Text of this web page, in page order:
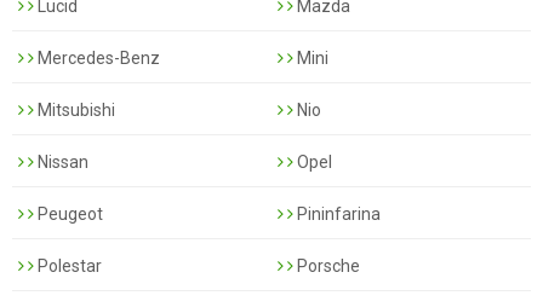
Lucid Mazda
Mercedes-Benz Mini
Mitsubishi Nio
Nissan Opel
Peugeot Pininfarina
Polestar Porsche